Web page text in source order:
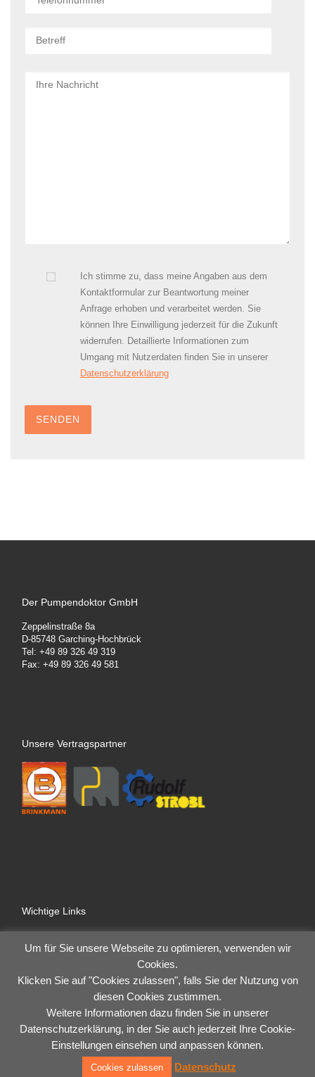
Ich stimme zu, dass meine Angaben aus dem
Kontaktformular zur Beantwortung meiner
Anfrage erhoben und verarbeitet werden. Sie
können Ihre Einwilligung jederzeit für die Zukunft
widerrufen. Detaillierte Informationen zum
Umgang mit Nutzerdaten finden Sie in unserer
Datenschutzerklärung
Der Pumpendoktor GmbH
Zeppelinstraße 8a
D-85748 Garching-Hochbrück
Tel: +49 89 326 49 319
Fax: +49 89 326 49 581
Unsere Vertragspartner
Wichtige Links
Datenschutz
Allgemeine Geschäftsbedingungen
Der Pumpendoktor GmbH – Alle Rechte vorbehalten
Um für Sie unsere Webseite zu optimieren, verwenden wir
Cookies.
Klicken Sie auf "Cookies zulassen", falls Sie der Nutzung von
diesen Cookies zustimmen.
Weitere Informationen dazu finden Sie in unserer
Datenschutzerklärung, in der Sie auch jederzeit Ihre Cookie-
Einstellungen einsehen und anpassen können.
Cookies zulassen Datenschutz